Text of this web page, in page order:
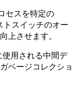
セスを特定の
トスイッチのオー
上させます。
用される中間デ
ベージコレクショ